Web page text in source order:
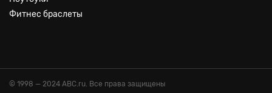
Фитнес браслеты
© 1998 — 2024 ABC.ru. Все права защищены